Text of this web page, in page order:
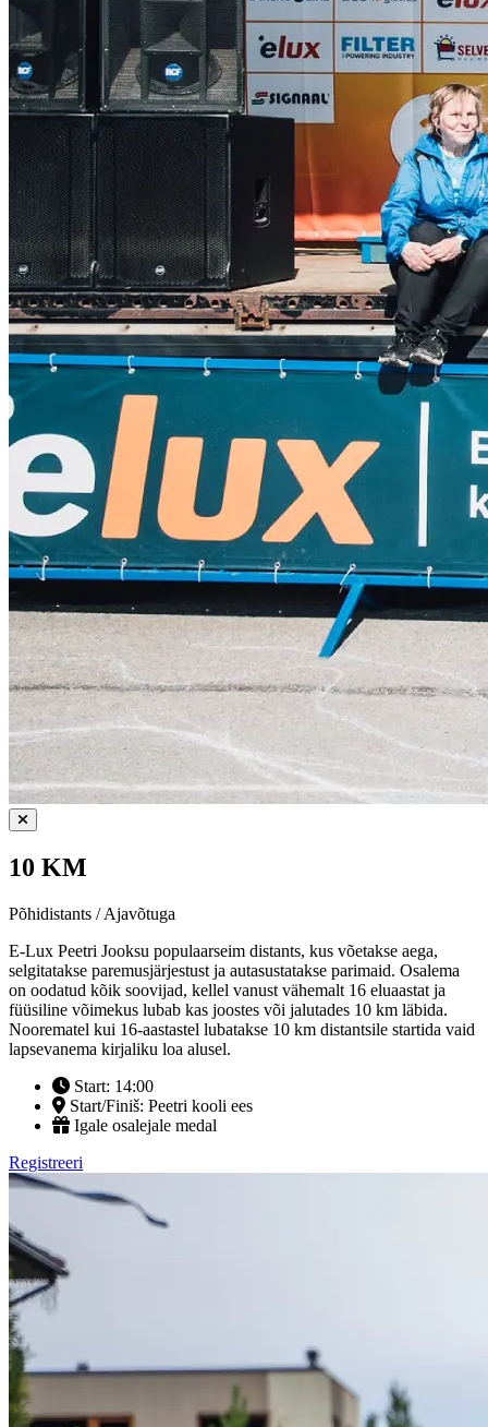
10 KM
Põhidistants / Ajavõtuga
E-Lux Peetri Jooksu populaarseim distants, kus võetakse aega,
selgitatakse paremusjärjestust ja autasustatakse parimaid. Osalema
on oodatud kõik soovijad, kellel vanust vähemalt 16 eluaastat ja
füüsiline võimekus lubab kas joostes või jalutades 10 km läbida.
Noorematel kui 16-aastastel lubatakse 10 km distantsile startida vaid
lapsevanema kirjaliku loa alusel.
Start: 14:00
Start/Finiš: Peetri kooli ees
Igale osalejale medal
Registreeri